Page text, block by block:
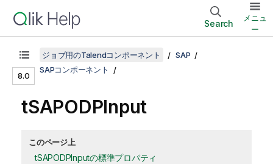
Search
メニュ
ー
8.0
ジョブ用のTalendコンポーネント
SAP
SAPコンポーネント
tSAPODPInput
このページ上
tSAPODPInputの標準プロパティ